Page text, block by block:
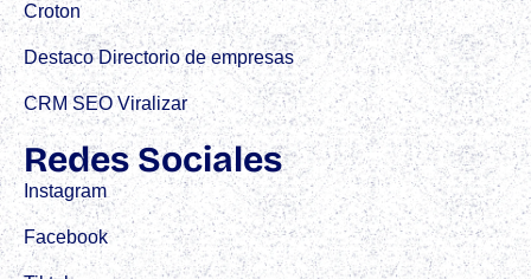
Croton
Destaco Directorio de empresas
CRM SEO Viralizar
Redes Sociales
Instagram
Facebook